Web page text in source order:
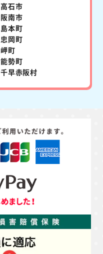
高石市
阪南市
島本町
忠岡町
岬町
能勢町
千早赤阪村